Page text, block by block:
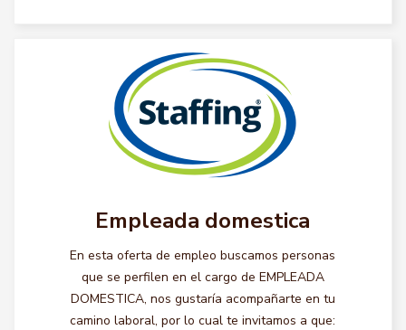
Empleada domestica
En esta oferta de empleo buscamos personas
que se perfilen en el cargo de EMPLEADA
DOMESTICA, nos gustaría acompañarte en tu
camino laboral, por lo cual te invitamos a que: